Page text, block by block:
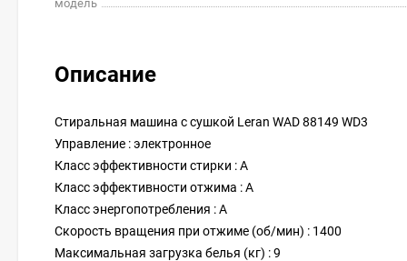
модель
Описание
Стиральная машина с сушкой Leran WAD 88149 WD3
Управление : электронное
Класс эффективности стирки : A
Класс эффективности отжима : A
Класс энергопотребления : A
Скорость вращения при отжиме (об/мин) : 1400
Максимальная загрузка белья (кг) : 9